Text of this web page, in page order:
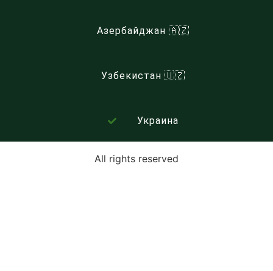
Азербайджан 🇦🇿
Узбекистан 🇺🇿
Украина
All rights reserved